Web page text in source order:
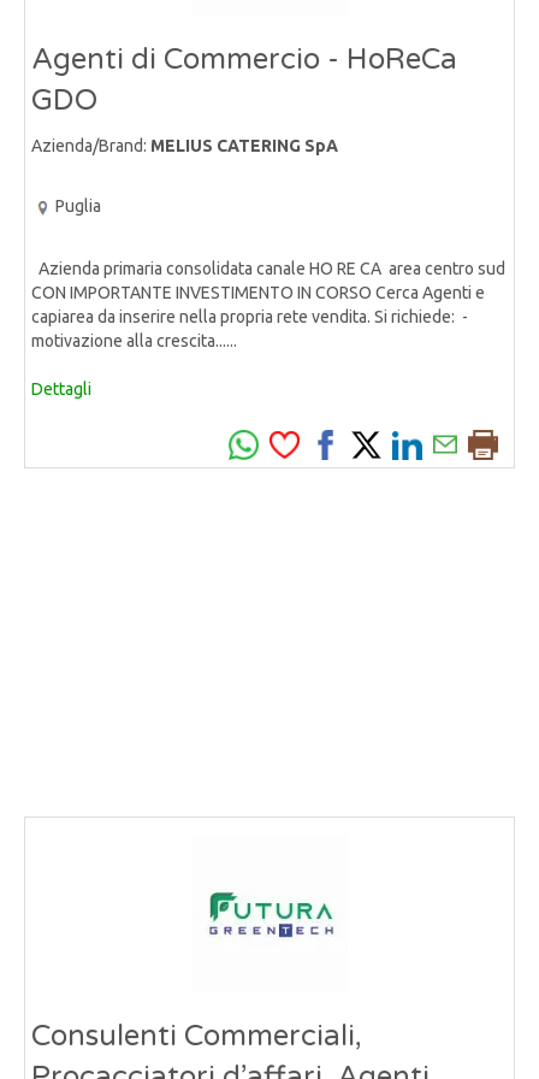
Agenti di Commercio - HoReCa
GDO
Azienda/Brand: MELIUS CATERING SpA
Puglia
Azienda primaria consolidata canale HO RE CA area centro sud
CON IMPORTANTE INVESTIMENTO IN CORSO Cerca Agenti e
capiarea da inserire nella propria rete vendita. Si richiede: -
motivazione alla crescita......
Dettagli
Consulenti Commerciali,